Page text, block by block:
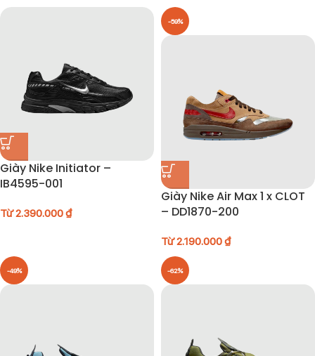
Giày Nike Initiator –
IB4595-001
Từ2.390.000₫
-59%
Giày Nike Air Max 1 x CLOT
– DD1870-200
Từ2.190.000₫
-49% -62%